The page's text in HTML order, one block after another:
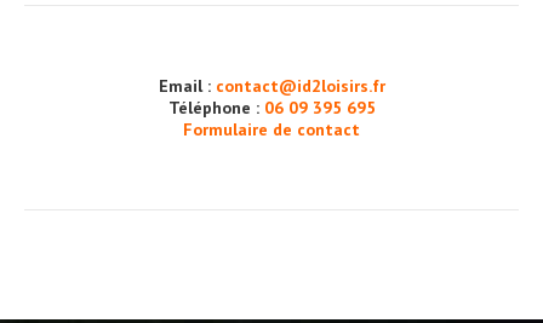
Email : contact@id2loisirs.fr
Téléphone : 06 09 395 695
Formulaire de contact